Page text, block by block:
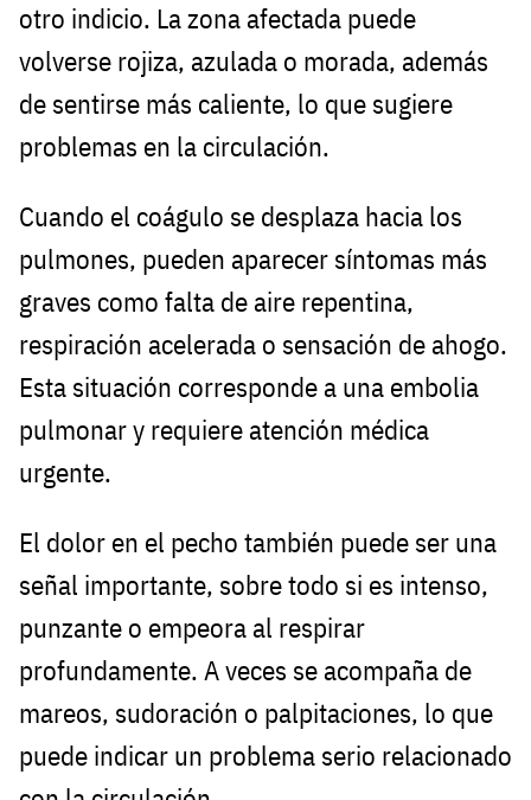
otro indicio. La zona afectada puede
volverse rojiza, azulada o morada, además
de sentirse más caliente, lo que sugiere
problemas en la circulación.
Cuando el coágulo se desplaza hacia los
pulmones, pueden aparecer síntomas más
graves como falta de aire repentina,
respiración acelerada o sensación de ahogo.
Esta situación corresponde a una embolia
pulmonar y requiere atención médica
urgente.
El dolor en el pecho también puede ser una
señal importante, sobre todo si es intenso,
punzante o empeora al respirar
profundamente. A veces se acompaña de
mareos, sudoración o palpitaciones, lo que
puede indicar un problema serio relacionado